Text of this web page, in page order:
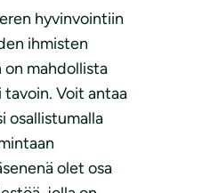
hyvinvointiin
ihmisten
on mahdollista
Voit antaa
osallistumalla
olet osa